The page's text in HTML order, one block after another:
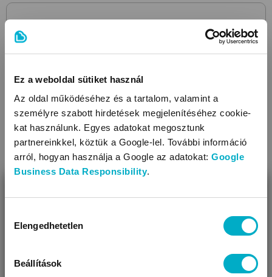
Ez a weboldal sütiket használ
Az oldal működéséhez és a tartalom, valamint a
személyre szabott hirdetések megjelenítéséhez cookie-
kat használunk. Egyes adatokat megosztunk
partnereinkkel, köztük a Google-lel. További információ
arról, hogyan használja a Google az adatokat: Google
Business Data Responsibility.
kiválasztása
Elengedhetetlen
Beállítások
PEG
Úgy látjuk, most jársz nálunk először!